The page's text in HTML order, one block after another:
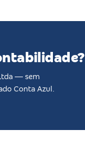
— sem
Conta Azul.